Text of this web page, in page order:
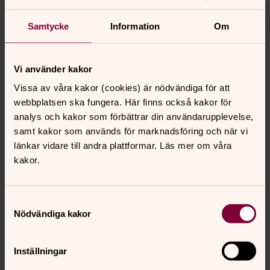
Samtycke Information Om
Vi använder kakor
Vissa av våra kakor (cookies) är nödvändiga för att
webbplatsen ska fungera. Här finns också kakor för
analys och kakor som förbättrar din användarupplevelse,
samt kakor som används för marknadsföring och när vi
länkar vidare till andra plattformar. Läs mer om våra
kakor.
Nödvändiga kakor
Inställningar